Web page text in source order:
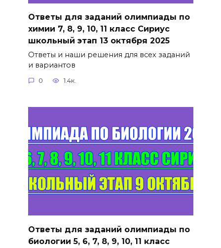
Ответы для заданий олимпиады по
химии 7, 8, 9, 10, 11 класс Сириус
школьный этап 13 октября 2025
Ответы и наши решения для всех заданий
и вариантов
0 1.4к.
Ответы для заданий олимпиады по
биологии 5, 6, 7, 8, 9, 10, 11 класс